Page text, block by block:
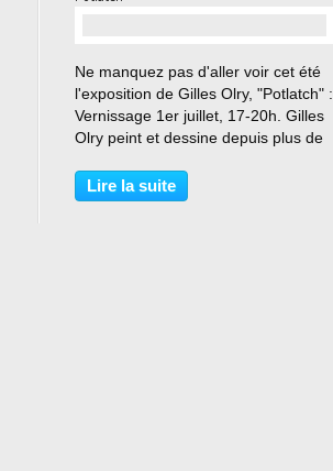
Ne manquez pas d'aller voir cet été
l'exposition de Gilles Olry, "Potlatch" :
Vernissage 1er juillet, 17-20h. Gilles
Olry peint et dessine depuis plus de
truculente jamais démentie. Sa
production est libre et foisonnante.
Lire la suite